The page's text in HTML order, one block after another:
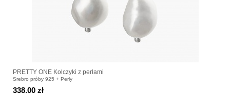
PRETTY ONE Kolczyki z perłami
Srebro próby 925 + Perły
338.00 zł